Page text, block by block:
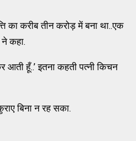
का करीब तीन करोड़ में बना था..एक
ने कहा.
आती हूँ..’ इतना कहती पत्नी किचन
बिना न रह सका.